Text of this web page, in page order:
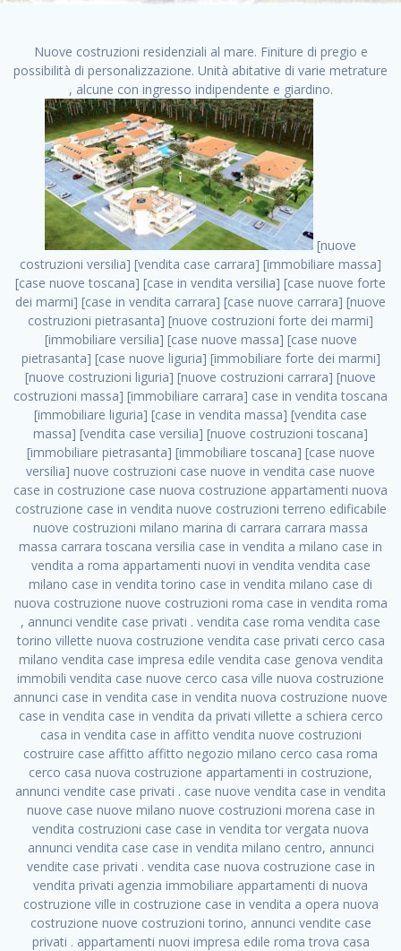
Nuove costruzioni residenziali al mare. Finiture di pregio e
possibilità di personalizzazione. Unità abitative di varie metrature
, alcune con ingresso indipendente e giardino.
[nuove costruzioni versilia] [vendita case carrara] [immobiliare massa] [case nuove toscana] [case in vendita versilia] [case nuove forte dei marmi] [case in vendita carrara] [case nuove carrara] [nuove costruzioni pietrasanta] [nuove costruzioni forte dei marmi] [immobiliare versilia] [case nuove massa] [case nuove pietrasanta] [case nuove liguria] [immobiliare forte dei marmi] [nuove costruzioni liguria] [nuove costruzioni carrara] [nuove costruzioni massa] [immobiliare carrara] case in vendita toscana [immobiliare liguria] [case in vendita massa] [vendita case massa] [vendita case versilia] [nuove costruzioni toscana] [immobiliare pietrasanta] [immobiliare toscana] [case nuove versilia] nuove costruzioni case nuove in vendita case nuove case in costruzione case nuova costruzione appartamenti nuova costruzione case in vendita nuove costruzioni terreno edificabile nuove costruzioni milano marina di carrara carrara massa massa carrara toscana versilia case in vendita a milano case in vendita a roma appartamenti nuovi in vendita vendita case milano case in vendita torino case in vendita milano case di nuova costruzione nuove costruzioni roma case in vendita roma , annunci vendite case privati . vendita case roma vendita case torino villette nuova costruzione vendita case privati cerco casa milano vendita case impresa edile vendita case genova vendita immobili vendita case nuove cerco casa ville nuova costruzione annunci case in vendita case in vendita nuova costruzione nuove case in vendita case in vendita da privati villette a schiera cerco casa in vendita case in affitto vendita nuove costruzioni costruire case affitto affitto negozio milano cerco casa roma cerco casa nuova costruzione appartamenti in costruzione, annunci vendite case privati . case nuove vendita case in vendita nuove case nuove milano nuove costruzioni morena case in vendita costruzioni case case in vendita tor vergata nuova annunci vendita case case in vendita milano centro, annunci vendite case privati . vendita case nuova costruzione case in vendita privati agenzia immobiliare appartamenti di nuova costruzione ville in costruzione case in vendita a opera nuova costruzione nuove costruzioni torino, annunci vendite case privati . appartamenti nuovi impresa edile roma trova casa costruzioni nuove appartamenti in affitto cantieri in costruzione, annunci vendite case privati . immobiliare nuove costruzioni case in vendita dragona appartamenti in vendita siti vendita case case in vendita roma nord nuovi costruzioni ville nuove in vendita nuove costruzioni in vendita trovocasa cerco casa affitto villette in vendita nuove costruzioni immobiliari nuove costruzioni bologna toscano immobiliare palermo nuovi appartamenti vendita case dragona nuova costruzione case in vendita villaggio prenestino, annunci vendite case privati . case in vendita dal costruttore imprese edili torino nuove costruzioni firenze immobiliare case nuove in costruzione toscano immobiliare milano, annunci vendite case privati . casanuova case in vendita acilia dragona case in vendita di nuova costruzione case in vendita da costruttore nuove costruzioni eur case e cantieri appartamenti in vendita nuova costruzione case in vendita a dragona roma case in vendita nuove case in costruzione porta portese immobiliare appartamenti cerco casa disperatamente case in vendita torresina cascine in vendita vendita immobili roma, annunci vendite case privati . milano nuove costruzioni morena case in vendita costruzioni edili nuove costruzioni catania visure catastali on line gratis nuove costruzioni monza case in costruzione milano, annunci vendite case privati . nuove costruzioni boccea vendita immobili milano attico immobiliare roma vendita imprese edili bergamo impresa edile bologna case in vendita a classe appartamento nuovo nuove costruzioni pietralata case costruzione case in vendita roma sud nuove costruzioni residenziali a milano appartamenti nuova costruzione milano case in vendita boccea case in vendita morena nuove costruzioni vendita immobili privati, annunci vendite case privati . comprare casa nuova costruzione case in vendita con leasing case in vendita ostia antica case nuova costruzione milano appartamenti nuovi milano case nuove roma nuove costruzioni bari edilizia convenzionata case in vendita a tortona villaggio prenestino case in vendita toscano immobiliare professione casa nuove costruzioni parma impresa costruzioni nuove case nuove costruzioni bergamo vendita immobili torino ville di nuova costruzione solo affitti appartamento nuovo in vendita appartamenti nuova costruzione roma case nuova costruzione roma, annunci vendite case privati . nuove costruzioni a milano case in costruzione roma impresa di costruzioni grimaldi immobiliare costruzioni villetta nuova costruzione case in vendita da imprese edili cerco casa a acquisto casa in costruzione nuove costruzioni mare costruzioni immobiliari cantieri nuove costruzioni acquisto casa nuova costruzione nuove costruzioni padova comprare casa in costruzione impresa edile napoli nuove costruzioni pescara casa risorse immobiliari, annunci vendite case privati . immobili in costruzione villette nuove villette nuove in vendita gabetti imprese edili verona nuove costruzioni milano sud nuovi immobili nuove costruzioni legnano, annunci vendite case privati . cantieri nuove costruzioni milano villa nuova case vendita nuove costruzioni appartamenti in vendita nuovi immobili nuovi costruttori case imprese edili brescia nuovi appartamenti milano case in vendita selva nera casa nuova retecasa case nuova costruzione in vendita monolocale imprese edili firenze imprese edili padova frimm vendita case dragona nuove costruzioni vendita imprese edili parma imprese di costruzioni milano immobiliare toscano frimm immobiliare roma case case dal costruttore acquisto terreno agricolo imprese edili italiane roma vende casa case nuove a milano nuove costruzioni a roma imprese costruzioni roma cerco casa nuova immobili di nuova costruzione case in vendita castelverde roma impresa edile palermo rent to buy roma nuove costruzioni, annunci vendite case privati . tempocasa case in vendita a riscatto nuove costruzioni varese nuove costruzioni bolzano vendita case in costruzione nuove costruzioni lecce cantiere milano costruire villa imprese edili treviso impresa edile catania case in vendita roma tiburtina vendita appartamenti nuova costruzione vendita immobili commerciali case nuove in vendita milano nuove costruzioni seregno cerca casa vendita cerco casa milano vendita nuove costruzioni milano ovest vendita case nuove milano imprese edili modena nuove costruzioni milano centro case in vendita aranova nuove abitazioni, annunci vendite case privati ., annunci vendite case privati . nuove costruzioni brescia nuove costruzioni como appartamenti nuovi in vendita a milano case in vendita bologna nuove costruzioni appartamenti in vendita milano nuova costruzione imprese edili como morena nuove costruzioni nuove costruzioni case vendita appartamenti nuovi nuove costruzioni salerno eurekasa villette in costruzione bilocali nuovi case nuove in vendita a roma case in vendita con permuta nuove costruzioni trento impresa edile varese imprese costruzioni milano imprese edili venezia case in vendita prenestina imprese edili spa nuove costruzioni gallarate roma nuove costruzioni case in nuova costruzione nuovi case nuove in vendita a milano nuove costruzioni loano nuovi cantieri milano imprese edili novara case in vendita roma est imprese di costruzioni roma appartamenti in costruzione milano nuovi cantieri cerco casa vendita milano nuove costruzioni brugherio vendita case da imprese edili imprese edili udine nuove costruzioni direttamente dal costruttore imprese edili vicenza case in vendita a loano nuova costruzione nuove villette prezzi case nuove case in vendita in costruzione compravendita terreno agricolo cantiere, annunci vendite case privati . case in vendita milano navigli costruzione nuova casa costruzioni nuove milano nuove costruzioni roma rent to buy nuove costruzioni taranto palazzo in costruzione vendita appartamenti nuova costruzione milano centro costruzioni milano case in vendita milano nuove costruzioni case in vendita milano sud impresa edile como case nuove a roma boccea case in vendita imprese edili trento nuove costruzioni buccinasco case in costruzione a milano nuove costruzioni ripamonti case in vendita a salerno nuove costruzioni nuove residenze milano case nuove vendita milano nuove costruzioni milano nord nuove costruzioni livorno vendita nuove costruzioni roma nuove costruzioni liguria costruzioni roma cerco casa roma vendita nuove costruzioni classe a impresa edile rimini nuovi annunci case in vendita nuove costruzioni magenta todini costruzioni case grezze in vendita vendita appartamenti nuovi milano case in vendita gallaratese milano nuove costruzioni arezzo, annunci vendite case privati . case in vendita castelverde case nuove dal costruttore nuovo appartamento nuove costruzioni desenzano imprese edili lombardia imprese edili veneto appartamenti in costruzione roma case vendita pescara nuove costruzioni case in vendita ad acilia imprese edili verona e provincia nuove costruzioni desio appartamenti classe a milano firenze nuove costruzioni pirelli re immobiliare grandi imprese di costruzioni case in vendita torresina roma case in vendita navigli milano nuove costruzioni roma centro nuovecostruzioni appartamenti nuovi a milano impresa edile ancona nuove residenze dragona case in vendita nuove costruzioni brindisi vendita nuove costruzioni milano case